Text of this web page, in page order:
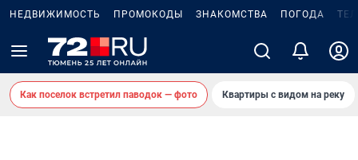
НЕДВИЖИМОСТЬ ПРОМОКОДЫ ЗНАКОМСТВА ПОГОДА
Как поселок встретил паводок — фото Квартиры с видом на реку